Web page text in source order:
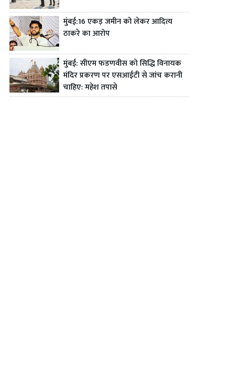
मुंबई:16 एकड़ जमीन को लेकर आदित्य
ठाकरे का आरोप
मुंबई: सीएम फडणवीस को सिद्धि विनायक
मंदिर प्रकरण पर एसआईटी से जांच करानी
चाहिए: महेश तपासे